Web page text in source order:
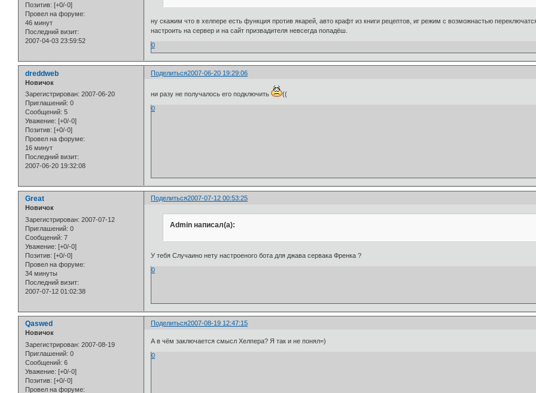
Позитив: [+0/-0]
Провел на форуме:
46 минут
Последний визит:
2007-04-03 23:59:52
ну скажим что в хелпере есть функция против якарей, авто крафт из книги рецептов, иг режим с возможнастью
настроить на сервер и на сайт призвадителя невсегда попадёш.
0
Поделиться2007-06-20 19:29:06
dreddweb
Новичок
Зарегистрирован: 2007-06-20
Приглашений: 0
Сообщений: 5
Уважение: [+0/-0]
Позитив: [+0/-0]
Провел на форуме:
16 минут
Последний визит:
2007-06-20 19:32:08
ни разу не получалось его подключить
((
0
Поделиться2007-07-12 00:53:25
Great
Новичок
Зарегистрирован: 2007-07-12
Приглашений: 0
Сообщений: 7
Уважение: [+0/-0]
Позитив: [+0/-0]
Провел на форуме:
34 минуты
Последний визит:
2007-07-12 01:02:38
Admin написал(а):
У тебя Случаино нету настроеного бота для джава сервака Френка ?
0
Поделиться2007-08-19 12:47:15
Qaswed
Новичок
Зарегистрирован: 2007-08-19
Приглашений: 0
Сообщений: 6
Уважение: [+0/-0]
Позитив: [+0/-0]
Провел на форуме:
А в чём заключается смысл Хелпера? Я так и не понял=)
0